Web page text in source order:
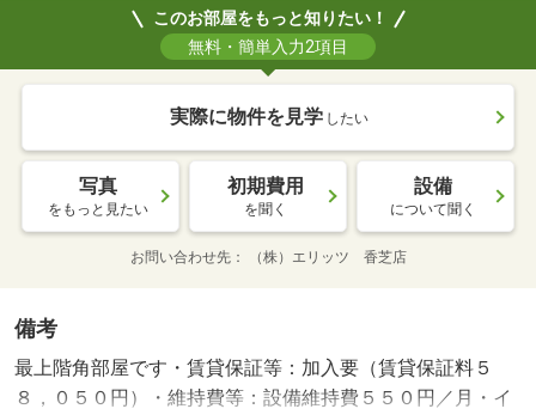
このお部屋をもっと知りたい！
無料・簡単入力2項目
実際に物件を見学 したい
写真
をもっと見たい
初期費用
を聞く
設備
について聞く
お問い合わせ先 （株）エリッツ 香芝店
備考
最上階角部屋です・賃貸保証等：加入要（賃貸保証料５
８，０５０円）・維持費等：設備維持費５５０円／月・イ